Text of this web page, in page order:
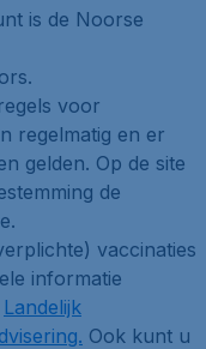
is de Noorse
regels voor
regelmatig en er
gelden. Op de site
de
vaccinaties
informatie
Landelijk
Ook kunt u